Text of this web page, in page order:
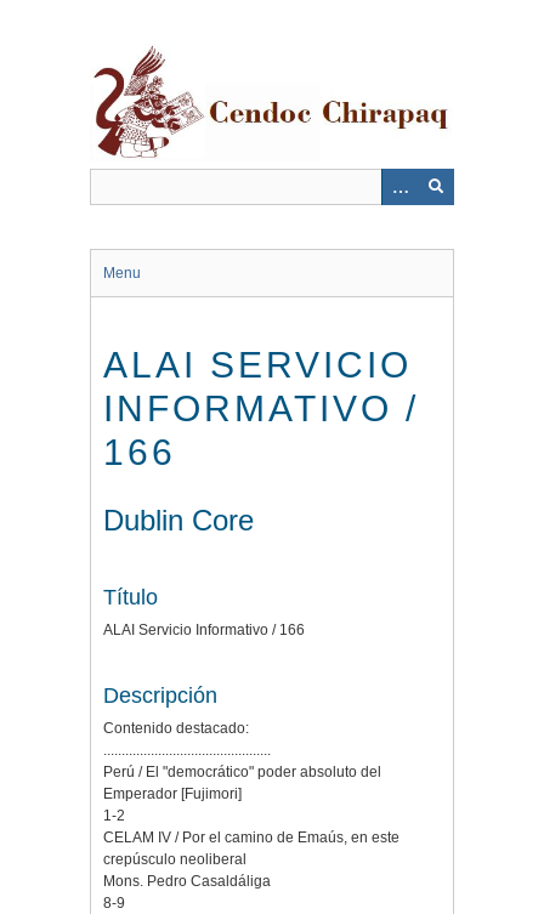
Menu
ALAI SERVICIO
INFORMATIVO /
166
Dublin Core
Título
ALAI Servicio Informativo / 166
Descripción
Contenido destacado:
..............................................
Perú / El "democrático" poder absoluto del
Emperador [Fujimori]
1-2
CELAM IV / Por el camino de Emaús, en este
crepúsculo neoliberal
Mons. Pedro Casaldáliga
8-9